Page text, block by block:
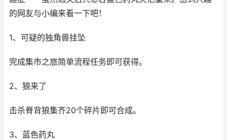
的网友与小编来看一下吧！
1、可疑的独角兽挂坠
完成集市之旅简单流程任务即可获得。
2、狼来了
击杀脊背狼集齐20个碎片即可合成。
3、蓝色药丸